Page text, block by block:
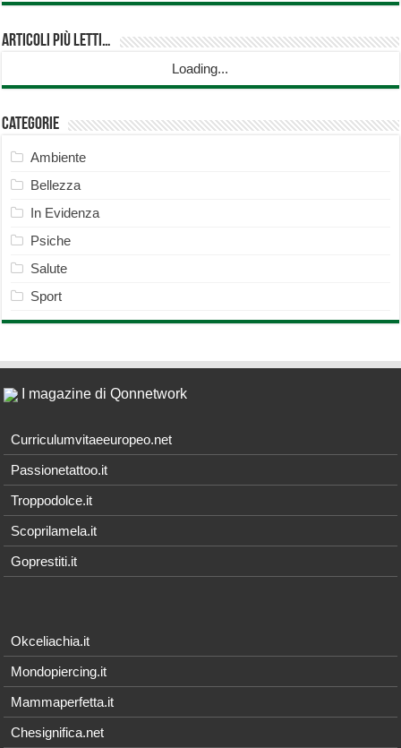
Articoli più Letti…
Loading...
Categorie
Ambiente
Bellezza
In Evidenza
Psiche
Salute
Sport
I magazine di Qonnetwork
Curriculumvitaeeuropeo.net
Passionetattoo.it
Troppodolce.it
Scoprilamela.it
Goprestiti.it
Okceliachia.it
Mondopiercing.it
Mammaperfetta.it
Chesignifica.net